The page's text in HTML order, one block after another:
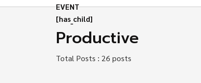
EVENT
[has_child]
Productive
Total Posts : 26 posts